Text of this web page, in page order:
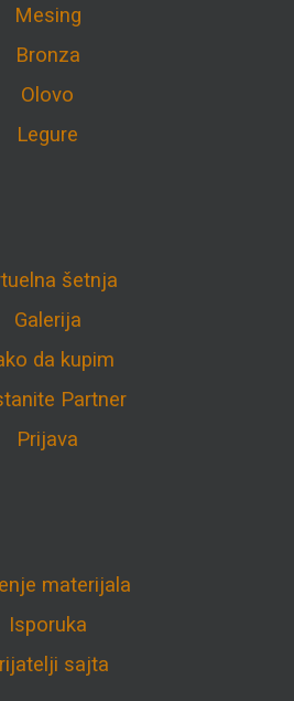
Mesing
Bronza
Olovo
Legure
šetnja
Galerija
da kupim
Partner
Prijava
materijala
Isporuka
sajta